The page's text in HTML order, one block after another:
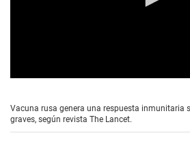
e
c
o
Vacuna rusa genera una respuesta inmunitaria
graves, según revista The Lancet.